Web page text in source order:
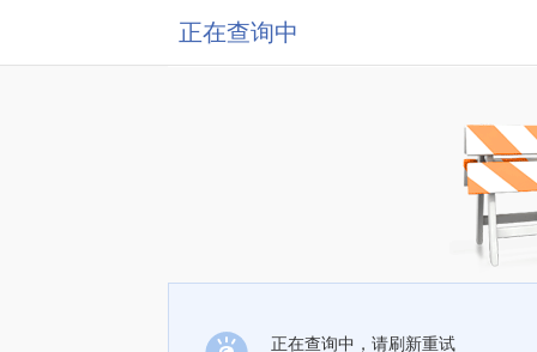
正在查询中
正在查询中，请刷新重试